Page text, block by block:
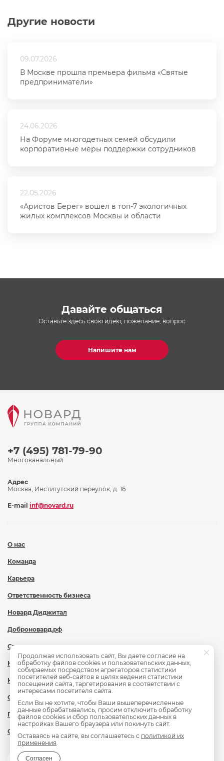
Другие новости
09.07.2026
В Москве прошла премьера фильма «Святые
предприниматели»
24.06.2026
На Форуме многодетных семей обсудили
корпоративные меры поддержки сотрудников
22.05.2026
«Аристов Берег» вошел в топ-7 экологичных
жилых комплексов Москвы и области
Давайте общаться
Оставьте здесь свою идею, пожелание, вопрос
Напишите нам
+7 (495) 781-79-90
Многоканальный
О нас
Команда
Карьера
Ответственность бизнеса
Новард Диджитал
Доброновард.рф
Статьи
Новости
Контакты
Охрана труда
Политика обработки персональных данных
Сведения об образовательной организации
Адрес
Москва, Институтский переулок, д. 16
E-mail inf@novard.ru
Продолжая использовать сайт, Вы даете согласие на
обработку файлов cookies и пользовательских данных,
собираемых посредством агрегаторов статистики
посетителей веб-сайтов в целях ведения статистики
посещений сайта, таргетирования в соответствии с
интересами посетителя сайта.
Если Вы не хотите, чтобы Ваши вышеперечисленные
данные обрабатывались, просим отключить обработку
файлов cookies и сбор пользовательских данных в
настройках Вашего браузера или покинуть сайт.
Оставаясь на сайте, вы соглашаетесь с политикой их
применения.
Согласен